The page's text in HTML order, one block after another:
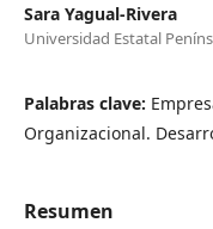
Sara Yagual-Rivera
Universidad Estatal
Palabras clave:
Organizacional.
Resumen